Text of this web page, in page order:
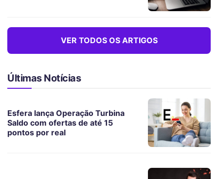
VER TODOS OS ARTIGOS
Últimas Notícias
Esfera lança Operação Turbina
Saldo com ofertas de até 15
pontos por real